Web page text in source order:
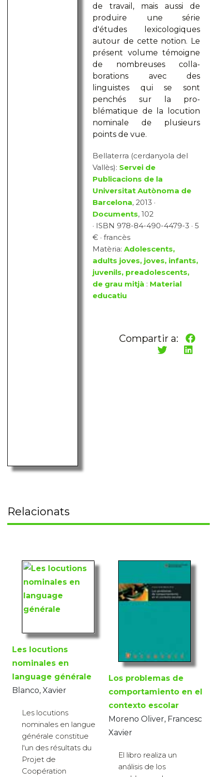
de travail, mais aussi de
produire une série
d'études lexicologiques
autour de cette notion. Le
présent volume témoigne
de nombreuses colla-
borations avec des
linguistes qui se sont
penchés sur la pro-
blématique de la locution
nominale de plusieurs
points de vue.
Bellaterra (cerdanyola del
Vallès): Servei de
Publicacions de la
Universitat Autònoma de
Barcelona, 2013 ·
Documents, 102
· ISBN 978-84-490-4479-3 · 5
€ · francès
Matèria:Adolescents,
adults joves, joves, infants,
juvenils, preadolescents,
de grau mitjà : Material
educatiu
Compartir a:
Relacionats
Les locutions
nominales en
language générale
Blanco, Xavier
Les locutions
nominales en langue
générale constitue
l'un des résultats du
Projet de
Coopération
Los problemas de
comportamiento en el
contexto escolar
Moreno Oliver, Francesc
Xavier
El libro realiza un
análisis de los